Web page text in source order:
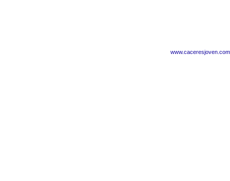
www.caceresjoven.com